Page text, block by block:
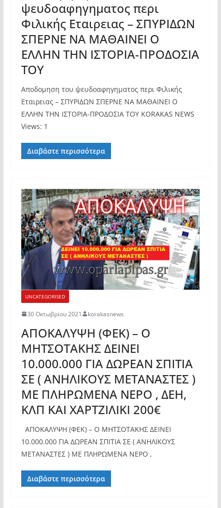
ψευδοαφηγηματος περι
Φιλικής Εταιρειας – ΣΠΥΡΙΔΩΝ
ΣΠΕΡΝΕ ΝΑ ΜΑΘΑΙΝΕΙ Ο
ΕΛΛΗΝ ΤΗΝ ΙΣΤΟΡΙΑ-ΠΡΟΔΟΣΙΑ
ΤΟΥ
Αποδομηση του ψευδοαφηγηματος περι Φιλικής
Εταιρειας – ΣΠΥΡΙΔΩΝ ΣΠΕΡΝΕ ΝΑ ΜΑΘΑΙΝΕΙ Ο
ΕΛΛΗΝ ΤΗΝ ΙΣΤΟΡΙΑ-ΠΡΟΔΟΣΙΑ ΤΟΥ KORAKAS NEWS
Views: 1
Διαβάστε περισσότερα
UNCATEGORISED
30 Οκτωβρίου 2021 korakasnews
ΑΠΟΚΑΛΥΨΗ (ΦΕΚ) – O
ΜΗΤΣΟΤΑΚΗΣ ΔΕΙΝΕΙ
10.000.000 ΓΙΑ ΔΩΡΕΑΝ ΣΠΙΤΙΑ
ΣΕ ( ΑΝΗΛΙΚΟΥΣ ΜΕΤΑΝΑΣΤΕΣ )
ΜΕ ΠΛΗΡΩΜΕΝΑ ΝΕΡΟ , ΔΕΗ,
ΚΛΠ ΚΑΙ ΧΑΡΤΖΙΛΙΚΙ 200€
ΑΠΟΚΑΛΥΨΗ (ΦΕΚ) – O MHTΣΟΤΑΚΗΣ ΔEINEI
10.000.000 ΓΙΑ ΔΩΡΕΑΝ ΣΠΙΤΙΑ ΣΕ ( ΑΝΗΛΙΚΟΥΣ
ΜΕΤΑΝΑΣΤΕΣ ) ΜΕ ΠΛΗΡΩΜΕΝΑ ΝΕΡΟ ,
Διαβάστε περισσότερα